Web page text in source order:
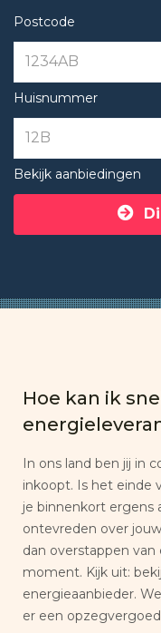
Postcode
Huisnummer
Bekijk aanbiedingen
Hoe kan ik
In ons land ben jij in
inkoopt. Is het einde
je binnenkort ergens
ontevreden over
dan overstappen
moment. Kijk uit:
energieaanbieder.
er een